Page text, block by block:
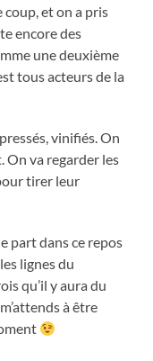
coup, et on a pris
encore des
une deuxième
tous acteurs de la
vinifiés. On
On va regarder les
tirer leur
part dans ce repos
lignes du
qu’il y aura du
à être